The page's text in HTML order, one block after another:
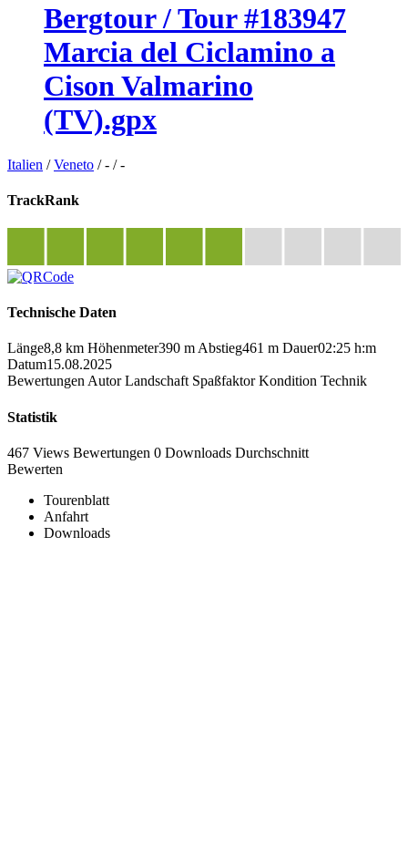
Bergtour / Tour #183947
Marcia del Ciclamino a
Cison Valmarino
(TV).gpx
Italien /Veneto /- /-
TrackRank
Technische Daten
Länge8,8 km Höhenmeter390 m Abstieg461 m Dauer02:25 h:m
Datum15.08.2025
Bewertungen Autor Landschaft Spaßfaktor Kondition Technik
Statistik
467 Views Bewertungen 0 Downloads Durchschnitt
Bewerten
Tourenblatt
Anfahrt
Downloads